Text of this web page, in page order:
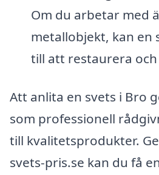
Om du arbetar med
metallobjekt, kan en
till att restaurera
Att anlita en svets i Bro
som professionell
till kvalitetsprodukter.
svets-pris.se kan du få